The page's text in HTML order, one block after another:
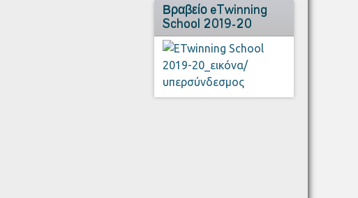
Βραβείο eTwinning
School 2019-20